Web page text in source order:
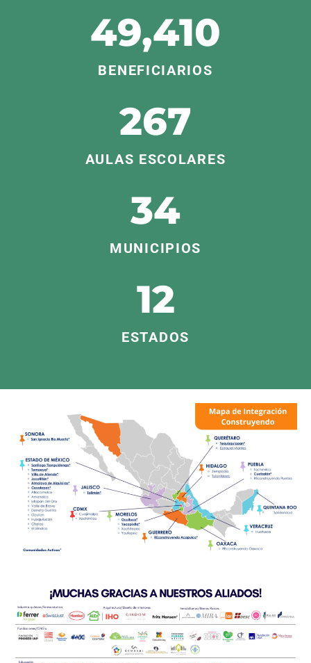
BENEFICIARIOS
49,410
AULAS ESCOLARES
267
MUNICIPIOS
34
ESTADOS
12